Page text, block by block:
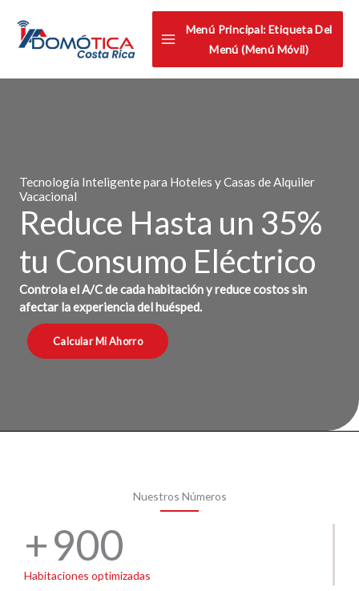
Menú Principal: Etiqueta Del
Menú (menú Móvil)
Tecnología Inteligente para Hoteles y Casas de Alquiler
Vacacional
Reduce Hasta un 35%
tu Consumo Eléctrico
Controla el A/C de cada habitación y reduce costos sin
afectar la experiencia del huésped.
Calcular Mi Ahorro
Nuestros Números
900
Habitaciones optimizadas